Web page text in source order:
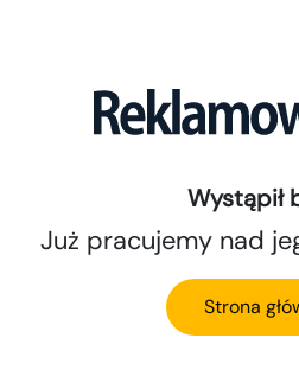
Wystąpił
Już pracujemy nad
Strona